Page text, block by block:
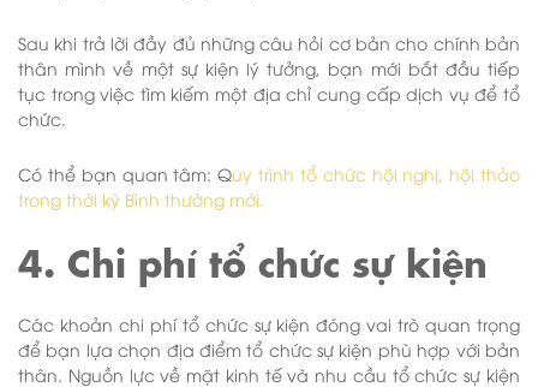
Sau khi trả lời đầy đủ những câu hỏi cơ bản cho chính bản
thân mình về một sự kiện lý tưởng, bạn mới bắt đầu tiếp
tục trong việc tìm kiếm một địa chỉ cung cấp dịch vụ để tổ
chức.
Có thể bạn quan tâm: Quy trình tổ chức hội nghị, hội thảo
trong thời kỳ Bình thường mới.
4. Chi phí tổ chức sự kiện
Các khoản chi phí tổ chức sự kiện đóng vai trò quan trọng
để bạn lựa chọn địa điểm tổ chức sự kiện phù hợp với bản
thân. Nguồn lực về mặt kinh tế và nhu cầu tổ chức sự kiện